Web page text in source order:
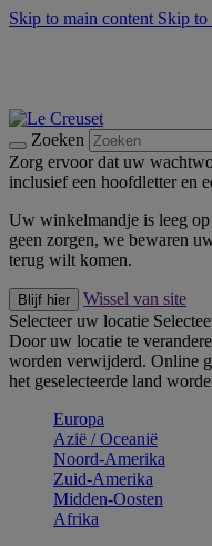
Skip to main content Skip to
Zoeken
Zorg ervoor dat uw
inclusief een hoofdletter en
Uw winkelmandje is leeg
geen zorgen, we bewaren
terug wilt komen.
Blijf hier
Wissel van site
Selecteer uw locatie
Door uw locatie te
worden verwijderd. Online
het geselecteerde land
Europa
Aziё / Oceaniё
Noord-Amerika
Zuid-Amerika
Midden-Oosten
Afrika